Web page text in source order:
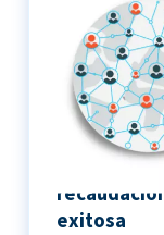
11
exitosa